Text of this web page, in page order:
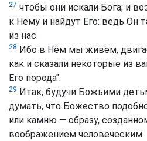
27 чтобы они искали Бога; и
к Нему и найдут Его: ведь Он
из нас.
28 Ибо в Нём мы живём,
как и сказали некоторые из
Его порода".
29 Итак, будучи Божьими
думать, что Божество
или камню — образу,
воображением человеческим.